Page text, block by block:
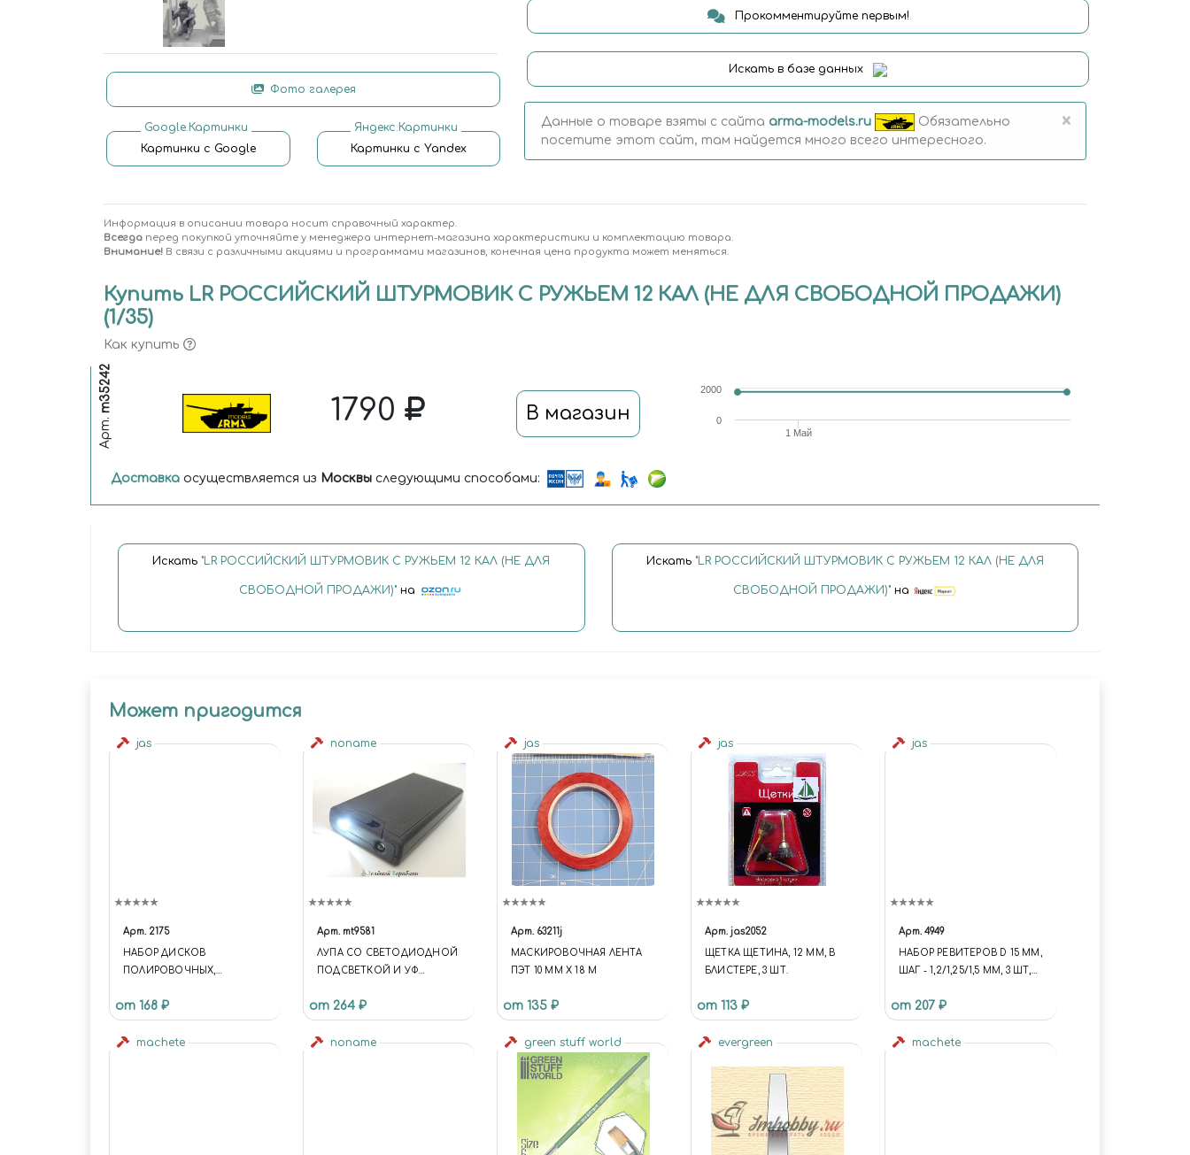
Фото галерея
Google.Картинки
Картинки с Google
Яндекс.Картинки
Картинки с Yandex
Прокомментируйте первым!
Искать в базе данных
Данные о товаре взяты с сайта arma-models.ru
Обязательно
посетите этот сайт, там найдется много всего интересного.
×
Информация в описании товара носит справочный характер.
Всегда перед покупкой уточняйте у менеджера интернет-магазина характеристики и комплектацию товара.
Внимание! В связи с различными акциями и программами магазинов, конечная цена продукта может меняться.
Купить LR РОССИЙСКИЙ ШТУРМОВИК С РУЖЬЕМ 12 КАЛ (НЕ ДЛЯ СВОБОДНОЙ ПРОДАЖИ)
(1/35)
Как купить
Арт.
m35242 1790 В магазин
1 Май
0
2000
Доставка осуществляется из Москвы следующими способами:
Искать "LR РОССИЙСКИЙ ШТУРМОВИК С РУЖЬЕМ 12 КАЛ (НЕ ДЛЯ
СВОБОДНОЙ ПРОДАЖИ)" на
Искать "LR РОССИЙСКИЙ ШТУРМОВИК С РУЖЬЕМ 12 КАЛ (НЕ ДЛЯ
СВОБОДНОЙ ПРОДАЖИ)"на
Может пригодится
jas
Арт. 2175
НАБОР ДИСКОВ
ПОЛИРОВОЧНЫХ,
ЗЕЛЕНЫЙ № 240,
КОРИЧНЕВЫЙ № 320,
КРАСНЫЙ № 400, JAS 2175
от 168 ₽
noname
Арт. mt9581
ЛУПА СО СВЕТОДИОДНОЙ
ПОДСВЕТКОЙ И УФ
от 264 ₽
jas
Арт. 63211j
МАСКИРОВОЧНАЯ ЛЕНТА
ПЭТ 10 ММ Х 18 М
от 135 ₽
jas
Арт. jas2052
ЩЕТКА ЩЕТИНА, 12 ММ, В
БЛИСТЕРЕ, 3 ШТ.
от 113 ₽
jas
Арт. 4949
НАБОР РЕВИТЕРОВ D 15 ММ,
ШАГ - 1,2/1,25/1,5 ММ, 3 ШТ,
от 207 ₽
machete noname green stuff world evergreen machete